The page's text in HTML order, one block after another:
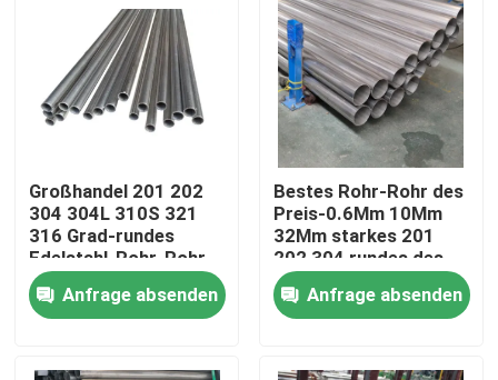
Über uns
Kontakte
Produkte
Videos
Edelstahl-Spule
Großhandel 201 202
304 304L 310S 321
316 Grad-rundes
Edelstahl-Rohr-Rohr
Anfrage absenden
Bestes Rohr-Rohr des
Preis-0.6Mm 10Mm
32Mm starkes 201
202 304 rundes des
Edelstahl-304L 316
316L 321 430
Anfrage absenden